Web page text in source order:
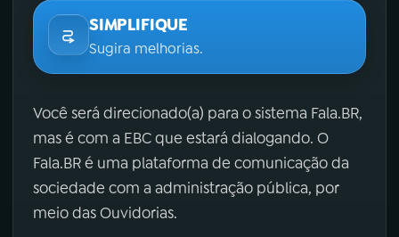
SIMPLIFIQUE
Sugira melhorias.
Você será direcionado(a) para o sistema Fala.BR,
mas é com a EBC que estará dialogando. O
Fala.BR é uma plataforma de comunicação da
sociedade com a administração pública, por
meio das Ouvidorias.